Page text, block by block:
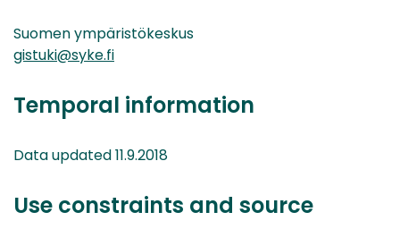
Suomen ympäristökeskus
gistuki@syke.fi
Temporal information
Data updated 11.9.2018
Use constraints and source